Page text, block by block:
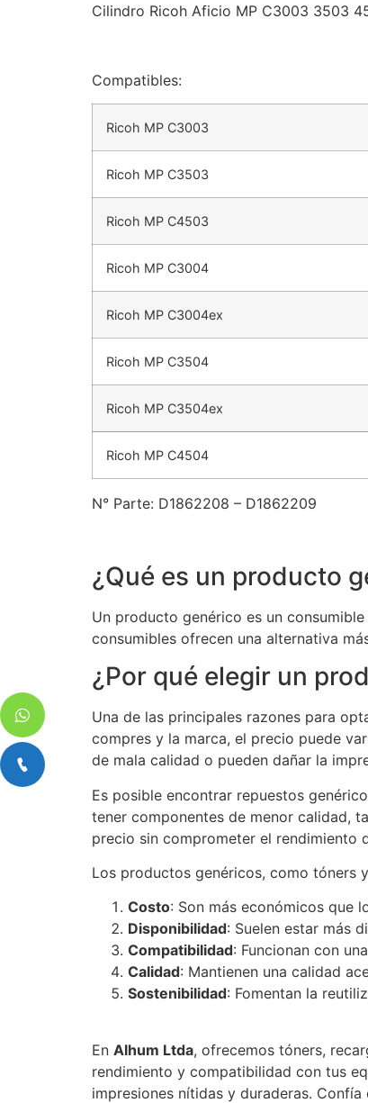
Cilindro Ricoh Aficio MP C3003 3503
Compatibles:
Ricoh MP C3003
Ricoh MP C3503
Ricoh MP C4503
Ricoh MP C3004
Ricoh MP C3004ex
Ricoh MP C3504
Ricoh MP C3504ex
Ricoh MP C4504
N° Parte: D1862208 – D1862209
¿Qué es un producto
Un producto genérico es un
consumibles ofrecen una alternativa
¿Por qué elegir un
Una de las principales razones para
compres y la marca, el precio puede
de mala calidad o pueden dañar la
Es posible encontrar repuestos
tener componentes de menor calidad,
precio sin comprometer el rendimiento
Los productos genéricos, como tóners
Costo: Son más económicos que
Disponibilidad: Suelen estar más
Compatibilidad: Funcionan con
Calidad: Mantienen una calidad
Sostenibilidad: Fomentan la
En Alhum Ltda, ofrecemos tóners,
rendimiento y compatibilidad con tus
impresiones nítidas y duraderas.